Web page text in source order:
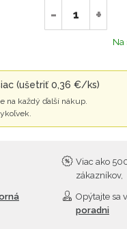
- +
Na
(ušetriť 0,36 €/ks)
na každý ďalší nákup.
Viac ako
zákazníkov,
Opýtajte sa
poradni